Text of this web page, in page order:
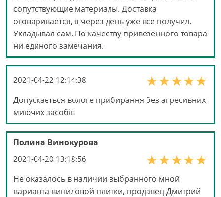
сопутствующие материалы. Доставка
оговаривается, я через день уже все получил.
Укладывал сам. По качеству привезенного товара
ни единого замечания.
2021-04-22 12:14:38
Допускається вологе прибирання без агресивних
миючих засобів
Полина Винокурова
2021-04-20 13:18:56
Не оказалось в наличии выбранного мной
варианта виниловой плитки, продавец Дмитрий